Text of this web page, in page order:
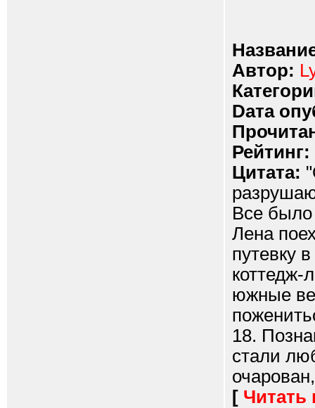
Автор:
Dата
Рейтинг:
Цитата:
Все было
Лена
путевку
коттедж-
южные
18.
стали
[ Читать